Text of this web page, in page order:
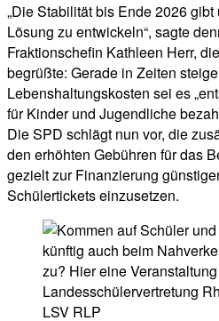
„Die Stabilität bis Ende 2026
Lösung zu entwickeln“, sagte
Fraktionschefin Kathleen Herr,
begrüßte: Gerade in Zeiten
Lebenshaltungskosten sei es
für Kinder und Jugendliche
Die SPD schlägt nun vor, die
den erhöhten Gebühren für das
gezielt zur Finanzierung
Schülertickets einzusetzen.